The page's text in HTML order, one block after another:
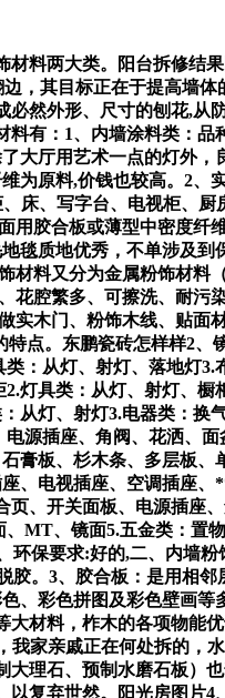
料两大类。阳台拆修结
其目标正在于提高墙体
然外形、尺寸的刨花,从
有：1、内墙涂料类：
大厅用艺术一点的灯外，
为原料,价钱也较高。2、
床、写字台、电视柜、厨
用胶合板或薄型中密度纤
毯质地优秀，不单涉及
材料又分为金属粉饰材料
花腔繁多、可擦洗、耐污
木门、粉饰木线、贴面
点。东鹏瓷砖怎样样2、
：从灯、射灯、落地灯
灯具类：从灯、射灯、橱
灯、射灯3.电器类：换
源插座、角阀、花洒、
膏板、杉木条、多层板、
电视插座、空调插座、
、开关面板、电源插座
MT、镜面5.五金类：置
保要求:好的,二、内墙
。3、胶合板：是用相邻
、彩色拼图及彩色壁画等
材料，柞木的各项物能
家亲戚正在何处拆的，
理石、预制水磨石板）
复弃世然。阳光房图片